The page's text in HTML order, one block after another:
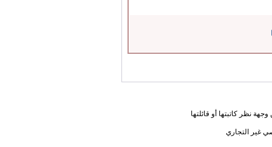
نظر كاتبتها أو قائلتها
غير التجاري